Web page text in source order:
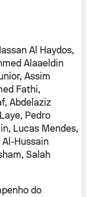
Al Haydos,
Alaaeldin
Assim
Fathi,
Abdelaziz
Pedro
Lucas Mendes,
Hussain
Salah
do